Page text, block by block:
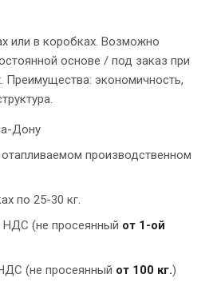
или в коробках. Возможно
основе / под заказ при
Преимущества: экономичность,
Дону
производственном
по 25-30 кг.
НДС (не просеянный от 1-ой
(не просеянный от 100 кг.)